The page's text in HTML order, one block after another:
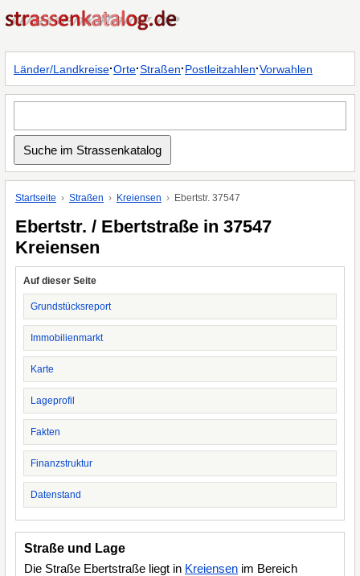
Länder/Landkreise·Orte·Straßen·Postleitzahlen·Vorwahlen
Startseite Straßen Kreiensen Ebertstr. 37547
Ebertstr. / Ebertstraße in 37547
Kreiensen
Auf dieser Seite
Grundstücksreport
Immobilienmarkt
Karte
Lageprofil
Fakten
Finanzstruktur
Datenstand
Straße und Lage
Die Straße Ebertstraße liegt in Kreiensen im Bereich